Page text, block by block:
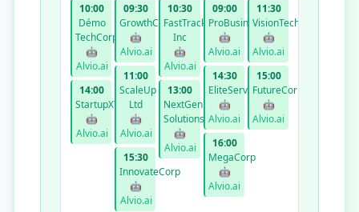
10:00
Démo
TechCorp
🤖
Alvio.ai
14:00
StartupXYZ
🤖
Alvio.ai
09:30
GrowthCo
🤖
Alvio.ai
11:00
ScaleUp
Ltd
🤖
Alvio.ai
15:30
InnovateCorp
🤖
Alvio.ai
10:30
FastTrack
Inc
🤖
Alvio.ai
13:00
NextGen
Solutions
🤖
Alvio.ai
09:00
ProBusiness
🤖
Alvio.ai
14:30
EliteServices
🤖
Alvio.ai
16:00
MegaCorp
🤖
Alvio.ai
11:30
VisionTech
🤖
Alvio.ai
15:00
FutureCorp
🤖
Alvio.ai